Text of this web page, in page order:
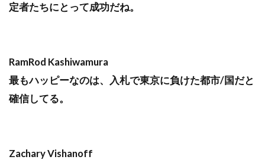
定者たちにとって成功だね。
RamRod Kashiwamura
最もハッピーなのは、入札で東京に負けた都市/国だと
確信してる。
Zachary Vishanoff